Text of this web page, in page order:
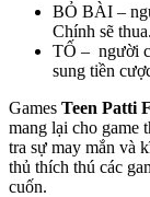
BỎ BÀI –
Chính sẽ thua.
TỐ – người
sung tiền
Games Teen Patti
mang lại cho game
tra sự may mắn và
thủ thích thú các
cuốn.